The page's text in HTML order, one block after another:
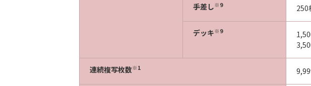
手差し※9 250
デッキ※9
連続複写枚数※1